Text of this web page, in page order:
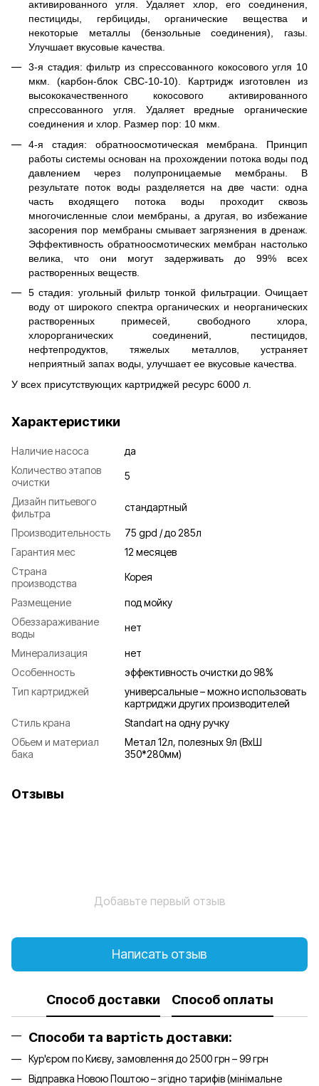
активированного угля. Удаляет хлор, его соединения,
пестициды, гербициды, органические вещества и
некоторые металлы (бензольные соединения), газы.
Улучшает вкусовые качества.
3-я стадия: фильтр из спрессованного кокосового угля 10
мкм. (карбон-блок CBC-10-10). Картридж изготовлен из
высококачественного кокосового активированного
спрессованного угля. Удаляет вредные органические
соединения и хлор. Размер пор: 10 мкм.
4-я стадия: обратноосмотическая мембрана. Принцип
работы системы основан на прохождении потока воды под
давлением через полупроницаемые мембраны. В
результате поток воды разделяется на две части: одна
часть входящего потока воды проходит сквозь
многочисленные слои мембраны, а другая, во избежание
засорения пор мембраны смывает загрязнения в дренаж.
Эффективность обратноосмотических мембран настолько
велика, что они могут задерживать до 99% всех
растворенных веществ.
5 стадия: угольный фильтр тонкой фильтрации. Очищает
воду от широкого спектра органических и неорганических
растворенных примесей, свободного хлора,
хлорорганических соединений, пестицидов,
нефтепродуктов, тяжелых металлов, устраняет
неприятный запах воды, улучшает ее вкусовые качества.
У всех присутствующих картриджей ресурс 6000 л.
Характеристики
Наличие насоса
да
Количество этапов
очистки
5
Дизайн питьевого
фильтра
стандартный
Производительность
75 gpd / до 285л
Гарантия мес
12 месяцев
Страна
производства
Корея
Размещение
под мойку
Обеззараживание
воды
нет
Минерализация
нет
Особенность
эффективность очистки до 98%
Тип картриджей
универсальные – можно использовать
картриджи других производителей
Стиль крана
Standart на одну ручку
Обьем и материал
бака
Метал 12л, полезных 9л (ВхШ
350*280мм)
Отзывы
Добавьте первый отзыв
Написать отзыв
Способ доставки Способ оплаты
Способи та вартість доставки:
Кур'єром по Києву, замовлення до 2500 грн – 99 грн
Відправка Новою Поштою – згідно тарифів (мінімальне